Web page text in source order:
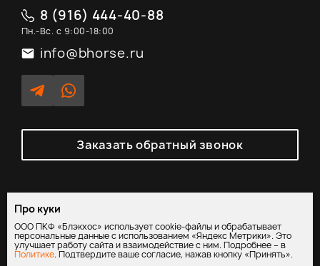
8 (916) 444-40-88
Пн.-Вс. с 9:00-18:00
info@bhorse.ru
Заказать обратный звонок
Политика обработки персональных данных
обработку персональных данных
Про куки
ООО ПКФ «Блэкхос» использует cookie-файлы и обрабатывает
персональные данные с использованием «Яндекс Метрики». Это
улучшает работу сайта и взаимодействие с ним. Подробнее – в
Политике. Подтвердите ваше согласие, нажав кнопку «Принять».